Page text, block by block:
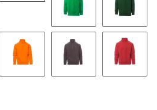
GELEEGRÜN GRÜN